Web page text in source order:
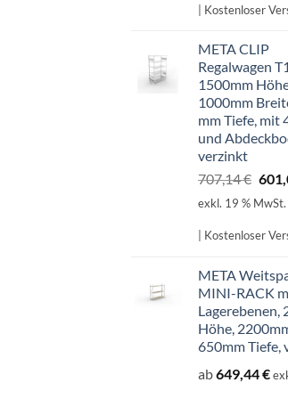
| Kostenloser
META CLIP
Regalwagen
1500mm
1000mm
mm Tiefe, mit
und
verzinkt
707,14€
Preis
exkl. 19 % MwSt.
| Kostenloser
META
MINI-RACK
Lagerebenen,
Höhe,
650mm Tiefe,
ab649,44€